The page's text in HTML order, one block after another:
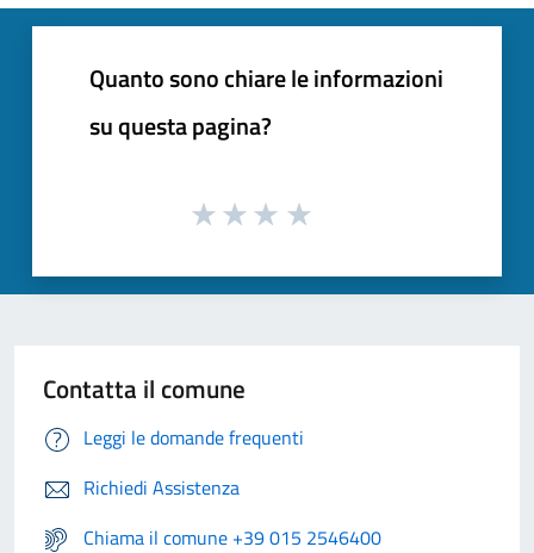
Quanto sono chiare le informazioni
su questa pagina?
Contatta il comune
Leggi le domande frequenti
Richiedi Assistenza
Chiama il comune +39 015 2546400